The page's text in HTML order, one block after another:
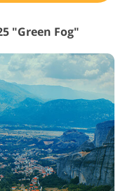
"Green Fog"